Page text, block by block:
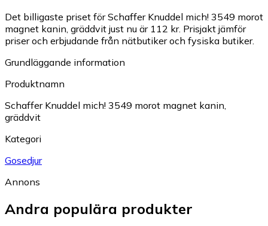
Det billigaste priset för Schaffer Knuddel mich! 3549 morot
magnet kanin, gräddvit just nu är 112 kr. Prisjakt jämför
priser och erbjudande från nätbutiker och fysiska butiker.
Grundläggande information
Produktnamn
Schaffer Knuddel mich! 3549 morot magnet kanin,
gräddvit
Kategori
Gosedjur
Annons
Andra populära produkter